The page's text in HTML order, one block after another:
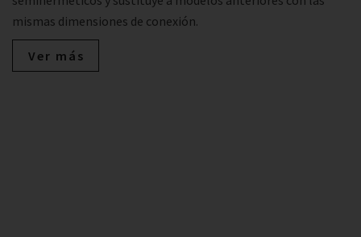
mismas dimensiones de conexión.
Ver más